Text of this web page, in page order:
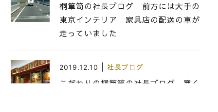
桐箪笥の社長ブログ 前方には大手の
東京インテリア 家具店の配送の車が
走っていました
2019.12.10 社長ブログ
こだわりの桐箪笥の社長ブログ 寒く